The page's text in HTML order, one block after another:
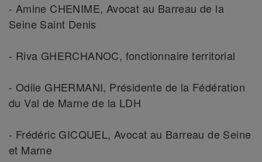
- Amine CHENIME, Avocat au Barreau de la
Seine Saint Denis
- Riva GHERCHANOC, fonctionnaire territorial
- Odile GHERMANI, Présidente de la Fédération
du Val de Marne de la LDH
- Frédéric GICQUEL, Avocat au Barreau de Seine
et Marne